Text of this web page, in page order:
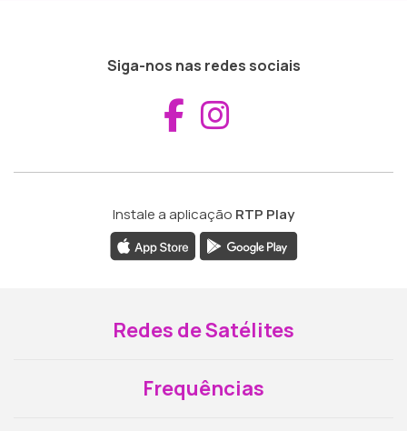
Siga-nos nas redes sociais
Aceder ao
Instale a aplicação RTP Play
Redes de Satélites
Frequências